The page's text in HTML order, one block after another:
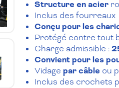
Structure en acier
Inclus des fourreaux
Conçu pour les
Protégé contre tout
Charge admissible :
Convient pour les
Vidage par câble ou
Inclus des crochets